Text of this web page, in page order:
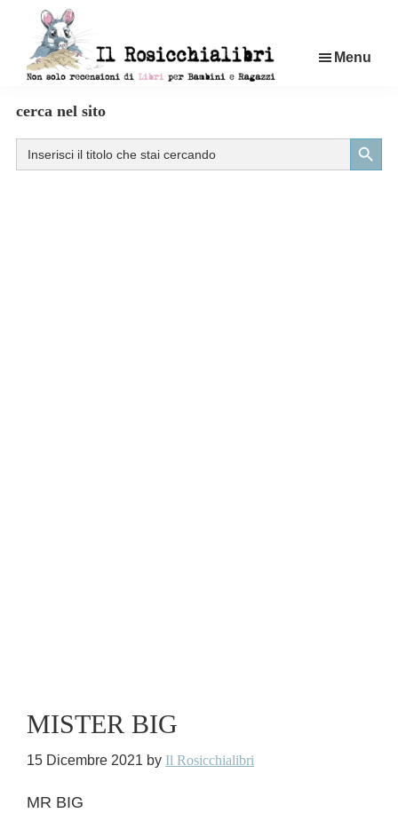
contenuto
di
libri
per
Menu
cerca nel sito
Search
for:
Search Button
MISTER BIG
15 Dicembre 2021 by Il Rosicchialibri
MR BIG